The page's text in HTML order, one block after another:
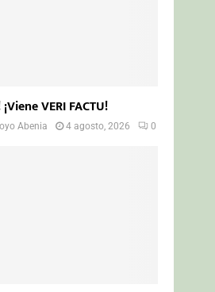
VERI FACTU!
Abenia 4 agosto, 2026 0